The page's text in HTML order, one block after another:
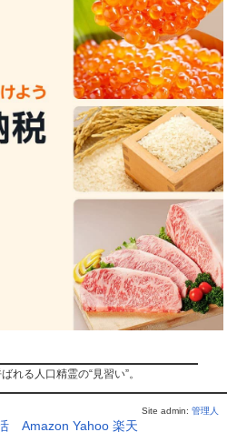
れる人口精霊の“見習い”。
Site admin:管理人
Amazon Yahoo 楽天